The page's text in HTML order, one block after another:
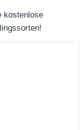
kostenlose